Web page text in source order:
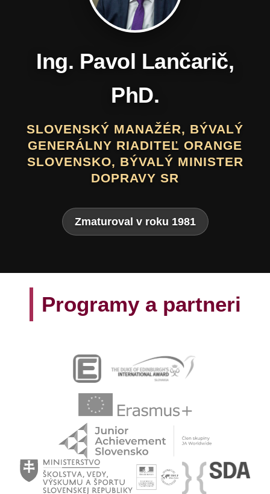
Daniel Hevier
SLOVENSKÝ BÁSNIK, PROZAIK,
DRAMATIK, SCENÁRISTA, TEXTÁR,
VÝTVARNÍK A AUTOR LITERATÚRY
PRE DETI A MLÁDEŽ
Zmaturoval v roku 1975
Programy a partneri